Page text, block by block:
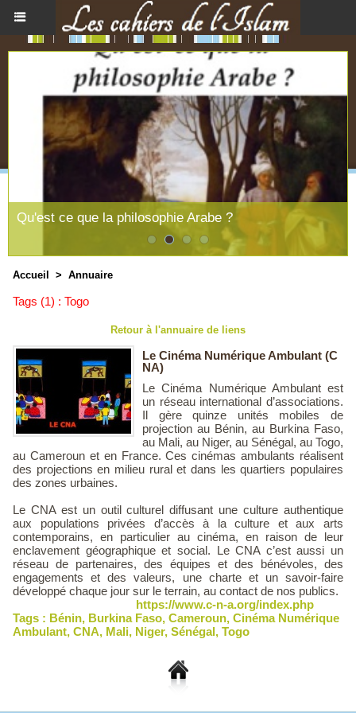
Qu'est ce que la philosophie Arabe ?
Accueil > Annuaire
Tags (1) : Togo
Retour à l'annuaire de liens
Le Cinéma Numérique Ambulant (C
NA)
Le Cinéma Numérique Ambulant est
un réseau international d’associations.
Il gère quinze unités mobiles de
projection au Bénin, au Burkina Faso,
au Mali, au Niger, au Sénégal, au Togo,
au Cameroun et en France. Ces cinémas ambulants réalisent
des projections en milieu rural et dans les quartiers populaires
des zones urbaines.
Le CNA est un outil culturel diffusant une culture authentique
aux populations privées d’accès à la culture et aux arts
contemporains, en particulier au cinéma, en raison de leur
enclavement géographique et social. Le CNA c’est aussi un
réseau de partenaires, des équipes et des bénévoles, des
engagements et des valeurs, une charte et un savoir-faire
développé chaque jour sur le terrain, au contact de nos publics.
https://www.c-n-a.org/index.php
Tags : Bénin, Burkina Faso, Cameroun, Cinéma Numérique
Ambulant, CNA, Mali, Niger, Sénégal, Togo